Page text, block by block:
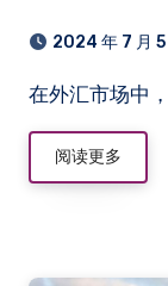
2024 年 7 月 5
在外汇市场
阅读更多